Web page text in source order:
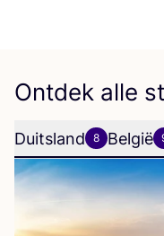
Ontdek alle
Duitsland 8 België